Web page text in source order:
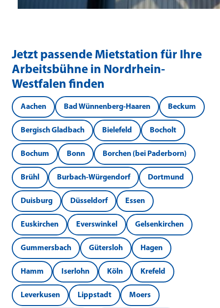
Jetzt passende Mietstation für Ihre
Arbeitsbühne in Nordrhein-
Westfalen finden
Aachen Bad Wünnenberg-Haaren Beckum
Bergisch Gladbach Bielefeld Bocholt
Bochum Bonn Borchen (bei Paderborn)
Brühl Burbach-Würgendorf Dortmund
Duisburg Düsseldorf Essen
Euskirchen Everswinkel Gelsenkirchen
Gummersbach Gütersloh Hagen
Hamm Iserlohn Köln Krefeld
Leverkusen Lippstadt Moers